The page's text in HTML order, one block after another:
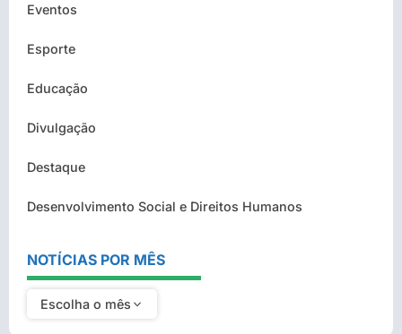
Eventos
Esporte
Educação
Divulgação
Destaque
Desenvolvimento Social e Direitos Humanos
NOTÍCIAS POR MÊS
Escolha o mês